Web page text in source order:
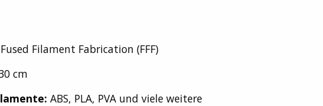
Fused Filament Fabrication (FFF)
cm
ABS, PLA, PVA und viele weitere